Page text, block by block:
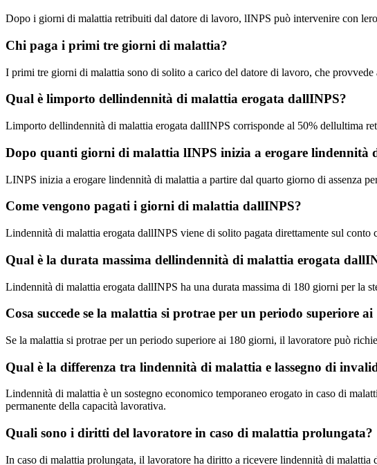
Dopo i giorni di malattia retribuiti dal datore di lavoro, lINPS può intervenire con
Chi paga i primi tre giorni di malattia?
I primi tre giorni di malattia sono di solito a carico del datore di lavoro, che
Qual è limporto dellindennità di malattia erogata dallINPS?
Limporto dellindennità di malattia erogata dallINPS corrisponde al 50% dellultima
Dopo quanti giorni di malattia lINPS inizia a erogare lindennità
LINPS inizia a erogare lindennità di malattia a partire dal quarto giorno di assenza
Come vengono pagati i giorni di malattia dallINPS?
Lindennità di malattia erogata dallINPS viene di solito pagata direttamente sul
Qual è la durata massima dellindennità di malattia erogata
Lindennità di malattia erogata dallINPS ha una durata massima di 180 giorni per la
Cosa succede se la malattia si protrae per un periodo superiore
Se la malattia si protrae per un periodo superiore ai 180 giorni, il lavoratore può
Qual è la differenza tra lindennità di malattia e lassegno di
Lindennità di malattia è un sostegno economico temporaneo erogato in caso di
permanente della capacità lavorativa.
Quali sono i diritti del lavoratore in caso di malattia prolungata?
In caso di malattia prolungata, il lavoratore ha diritto a ricevere lindennità di